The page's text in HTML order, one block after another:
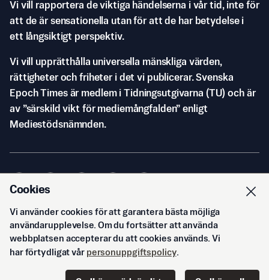
Vi vill rapportera de viktiga händelserna i vår tid, inte för
att de är sensationella utan för att de har betydelse i
ett långsiktigt perspektiv.
Vi vill upprätthålla universella mänskliga värden,
rättigheter och friheter i det vi publicerar. Svenska
Epoch Times är medlem i Tidningsutgivarna (TU) och är
av ”särskild vikt för mediemångfalden” enligt
Mediestödsnämnden.
© Svenska Epoch Times AB2026
Cookies
Vi använder cookies för att garantera bästa möjliga
användarupplevelse. Om du fortsätter att använda
webbplatsen accepterar du att cookies används. Vi
har förtydligat vår personuppgiftspolicy.